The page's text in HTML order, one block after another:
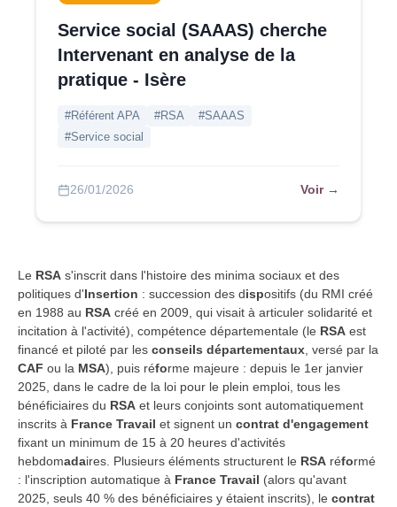
Service social (SAAAS) cherche
Intervenant en analyse de la
pratique - Isère
#Référent APA #RSA
#SAAAS
#Service social
26/01/2026 Voir →
Le RSA s'inscrit dans l'histoire des minima sociaux et des
politiques d'Insertion : succession des dispositifs (du RMI créé
en 1988 au RSA créé en 2009, qui visait à articuler solidarité et
incitation à l'activité), compétence départementale (le RSA est
financé et piloté par les conseils départementaux , versé par la
CAF ou la MSA), puis réforme majeure : depuis le 1er janvier
2025, dans le cadre de la loi pour le plein emploi, tous les
bénéficiaires du RSA et leurs conjoints sont automatiquement
inscrits à France Travail et signent un contrat d'engagement
fixant un minimum de 15 à 20 heures d'activités
hebdomadaires. Plusieurs éléments structurent le RSA réformé
: l'inscription automatique à France Travail (alors qu'avant
2025, seuls 40 % des bénéficiaires y étaient inscrits), le contrat